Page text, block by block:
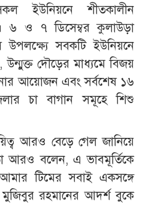
ইউনিয়নে শীতকালীন
৬ ও ৭ ডিসেম্বর কুলাউড়া
সবকটি ইউনিয়নে
দৌড়ের মাধ্যমে বিজয়
আয়োজন এবং সর্বশেষ ১৬
চা বাগান সমূহে শিশু
আরও বেড়ে গেল জানিয়ে
আরও বলেন, এ ভাবমূর্তিকে
টিমের সবাই একসঙ্গে
রহমানের আদর্শ বুকে